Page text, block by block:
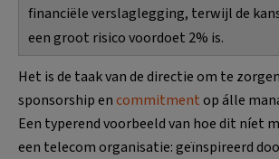
financiële verslaglegging, terwijl de
een groot risico voordoet 2% is.
Het is de taak van de directie om te
sponsorship encommitmentop álle
Een typerend voorbeeld van hoe dit níet
een telecom organisatie: geïnspireerd